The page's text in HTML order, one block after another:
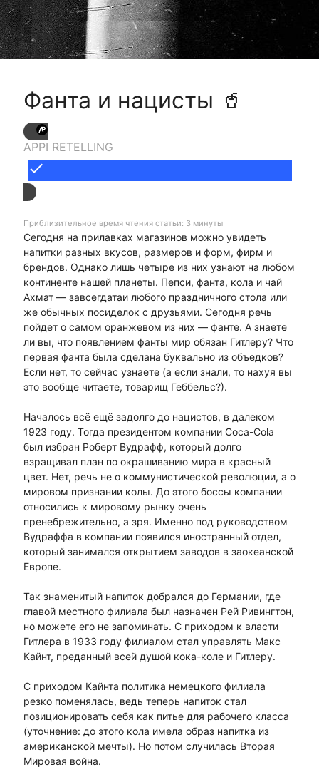
Фанта и нацисты 🥤
APPI RETELLING
done
Приблизительное время чтения статьи: 3 минуты
Сегодня на прилавках магазинов можно увидеть
напитки разных вкусов, размеров и форм, фирм и
брендов. Однако лишь четыре из них узнают на любом
континенте нашей планеты. Пепси, фанта, кола и чай
Ахмат — завсегдатаи любого праздничного стола или
же обычных посиделок с друзьями. Сегодня речь
пойдет о самом оранжевом из них — фанте. А знаете
ли вы, что появлением фанты мир обязан Гитлеру? Что
первая фанта была сделана буквально из объедков?
Если нет, то сейчас узнаете (а если знали, то нахуя вы
это вообще читаете, товарищ Геббельс?).
Началось всё ещё задолго до нацистов, в далеком
1923 году. Тогда президентом компании Coca-Cola
был избран Роберт Вудрафф, который долго
взращивал план по окрашиванию мира в красный
цвет. Нет, речь не о коммунистической революции, а о
мировом признании колы. До этого боссы компании
относились к мировому рынку очень
пренебрежительно, а зря. Именно под руководством
Вудраффа в компании появился иностранный отдел,
который занимался открытием заводов в заокеанской
Европе.
Так знаменитый напиток добрался до Германии, где
главой местного филиала был назначен Рей Ривингтон,
но можете его не запоминать. С приходом к власти
Гитлера в 1933 году филиалом стал управлять Макс
Кайнт, преданный всей душой кока-коле и Гитлеру.
С приходом Кайнта политика немецкого филиала
резко поменялась, ведь теперь напиток стал
позиционировать себя как питье для рабочего класса
(уточнение: до этого кола имела образ напитка из
американской мечты). Но потом случилась Вторая
Мировая война.